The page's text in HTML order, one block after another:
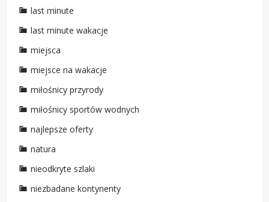
last minute
last minute wakacje
miejsca
miejsce na wakacje
miłośnicy przyrody
miłośnicy sportów wodnych
najlepsze oferty
natura
nieodkryte szlaki
niezbadane kontynenty